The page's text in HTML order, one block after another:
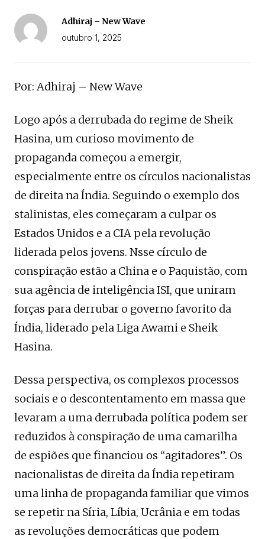
Adhiraj – New Wave
outubro 1, 2025
Por: Adhiraj – New Wave
Logo após a derrubada do regime de Sheik
Hasina, um curioso movimento de
propaganda começou a emergir,
especialmente entre os círculos nacionalistas
de direita na Índia. Seguindo o exemplo dos
stalinistas, eles começaram a culpar os
Estados Unidos e a CIA pela revolução
liderada pelos jovens. Nsse círculo de
conspiração estão a China e o Paquistão, com
sua agência de inteligência ISI, que uniram
forças para derrubar o governo favorito da
Índia, liderado pela Liga Awami e Sheik
Hasina.
Dessa perspectiva, os complexos processos
sociais e o descontentamento em massa que
levaram a uma derrubada política podem ser
reduzidos à conspiração de uma camarilha
de espiões que financiou os “agitadores”. Os
nacionalistas de direita da Índia repetiram
uma linha de propaganda familiar que vimos
se repetir na Síria, Líbia, Ucrânia e em todas
as revoluções democráticas que podem